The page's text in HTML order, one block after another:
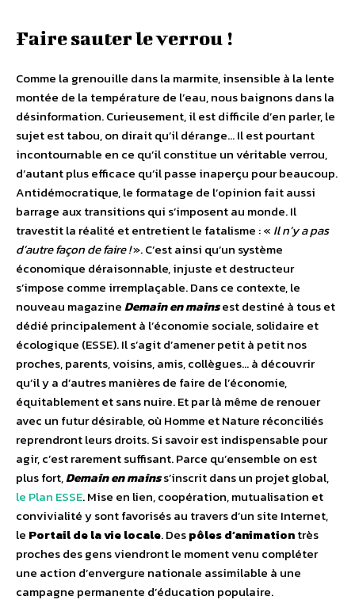
Faire sauter le verrou !
Comme la grenouille dans la marmite, insensible à la lente
montée de la température de l’eau, nous baignons dans la
désinformation. Curieusement, il est difficile d’en parler, le
sujet est tabou, on dirait qu’il dérange… Il est pourtant
incontournable en ce qu’il constitue un véritable verrou,
d’autant plus efficace qu’il passe inaperçu pour beaucoup.
Antidémocratique, le formatage de l’opinion fait aussi
barrage aux transitions qui s’imposent au monde. Il
travestit la réalité et entretient le fatalisme : « Il n’y a pas
d’autre façon de faire !». C’est ainsi qu’un système
économique déraisonnable, injuste et destructeur
s’impose comme irremplaçable. Dans ce contexte, le
nouveau magazineDemain en mainsest destiné à tous et
dédié principalement à l’économie sociale, solidaire et
écologique (ESSE). Il s’agit d’amener petit à petit nos
proches, parents, voisins, amis, collègues… à découvrir
qu’il y a d’autres manières de faire de l’économie,
équitablement et sans nuire. Et par là même de renouer
avec un futur désirable, où Homme et Nature réconciliés
reprendront leurs droits. Si savoir est indispensable pour
agir, c’est rarement suffisant. Parce qu’ensemble on est
plus fort,Demain en mainss’inscrit dans un projet global,
le Plan ESSE. Mise en lien, coopération, mutualisation et
convivialité y sont favorisés au travers d’un site Internet,
le Portail de la vie locale. Despôles d’animationtrès
proches des gens viendront le moment venu compléter
une action d’envergure nationale assimilable à une
campagne permanente d’éducation populaire.